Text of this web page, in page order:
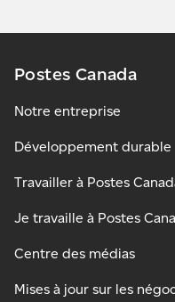
Postes Canada
Notre entreprise
Développement durable
Travailler à Postes
Je travaille à Postes
Centre des médias
Mises à jour sur les